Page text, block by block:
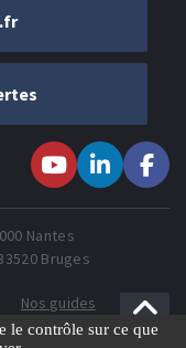
le contrôle sur ce que
Youtubesur LinkedIn
nous sur
Nantes
Bruges
Nos guides